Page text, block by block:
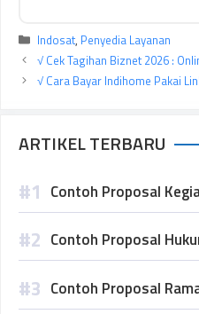
Kategori
Indosat, Penyedia Layanan
√ Cek Tagihan Biznet 2026 :
√ Cara Bayar Indihome Pakai
ARTIKEL TERBARU
Contoh Proposal
Contoh Proposal
Contoh Proposal